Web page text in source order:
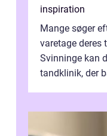
inspiration
Mange søger
varetage deres
Svinninge kan
tandklinik, der